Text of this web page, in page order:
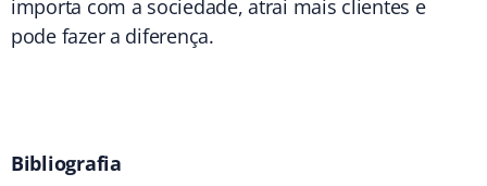
importa com a sociedade, atrai mais clientes e
pode fazer a diferença.
Bibliografia